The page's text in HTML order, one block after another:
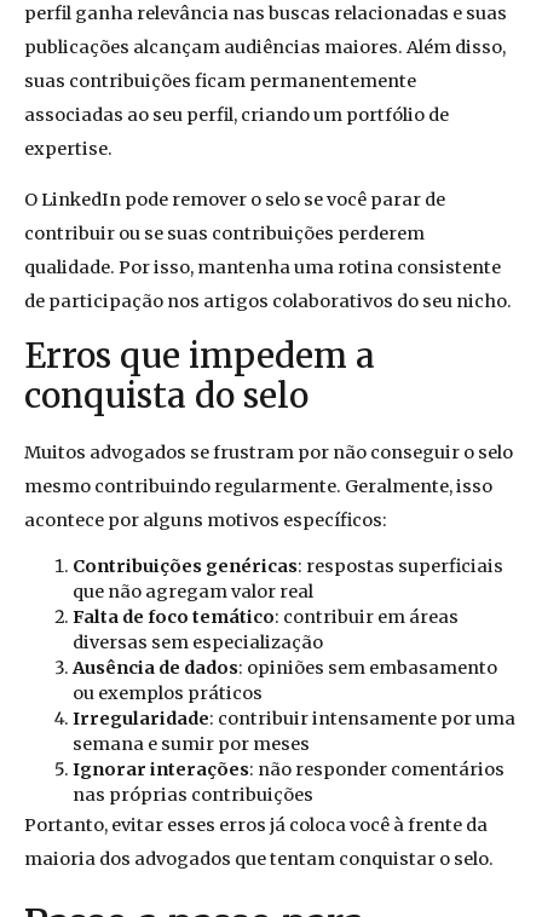
perfil ganha relevância nas buscas relacionadas e suas
publicações alcançam audiências maiores. Além disso,
suas contribuições ficam permanentemente
associadas ao seu perfil, criando um portfólio de
expertise.
O LinkedIn pode remover o selo se você parar de
contribuir ou se suas contribuições perderem
qualidade. Por isso, mantenha uma rotina consistente
de participação nos artigos colaborativos do seu nicho.
Erros que impedem a
conquista do selo
Muitos advogados se frustram por não conseguir o selo
mesmo contribuindo regularmente. Geralmente, isso
acontece por alguns motivos específicos:
Contribuições genéricas: respostas superficiais
que não agregam valor real
Falta de foco temático: contribuir em áreas
diversas sem especialização
Ausência de dados: opiniões sem embasamento
ou exemplos práticos
Irregularidade: contribuir intensamente por uma
semana e sumir por meses
Ignorar interações: não responder comentários
nas próprias contribuições
Portanto, evitar esses erros já coloca você à frente da
maioria dos advogados que tentam conquistar o selo.